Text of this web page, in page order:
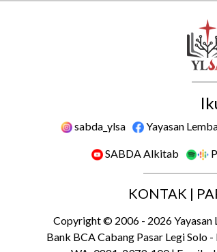
sabda_ylsa Yayasan
SABDA Alkitab
KONTAK |
Copyright© 2006 - 2026Yayasan
Bank BCA Cabang Pasar Legi Solo